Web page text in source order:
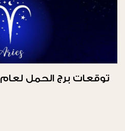
توقعات برج الحمل لعام 2026